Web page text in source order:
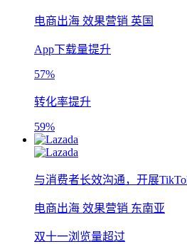
电商出海 效果营销 英国
App下载量提升
57%
转化率提升
59%
与消费者长效沟通，开展
电商出海 效果营销 东南亚
双十一浏览量超过